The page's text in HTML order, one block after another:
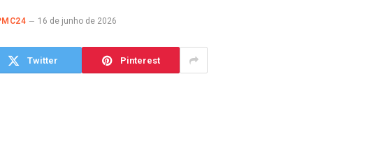
16 de junho de 2026
Twitter Pinterest